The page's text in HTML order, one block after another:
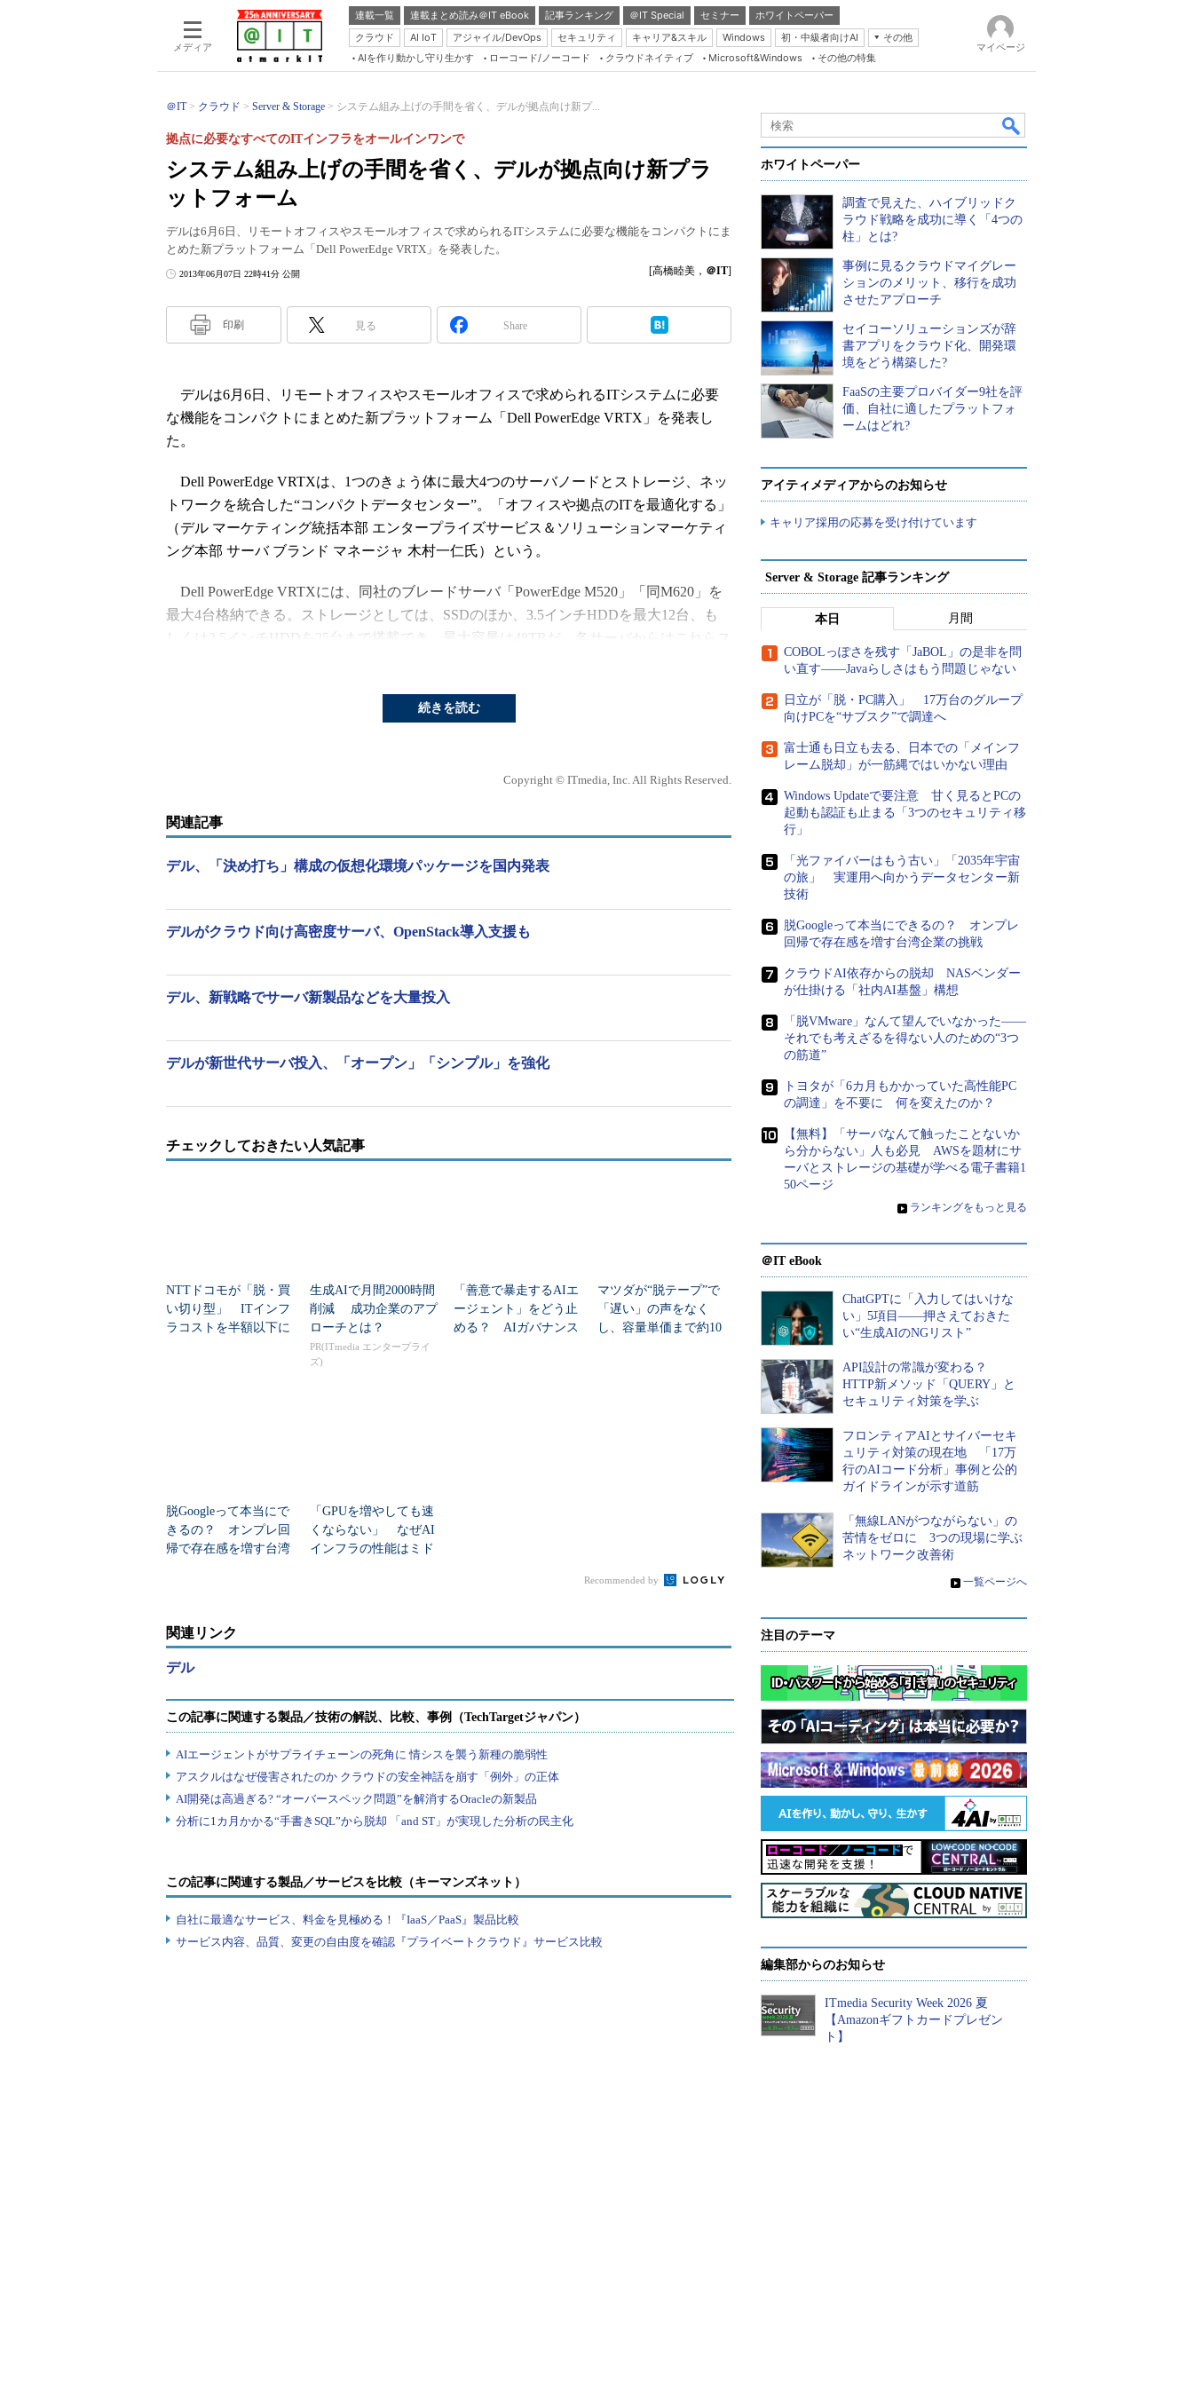
メディア
連載一覧 連載まとめ読み＠IT eBook 記事ランキング ＠IT Special セミナー
ホワイトペーパー
クラウド
AI IoT アジャイル/DevOps セキュリティ キャリア&スキル Windows 初・中級者向けAI
その他
Server & Storage
Java Agile
Database Expert
Linux ＆ OSS
Master of IP Network
AIを作り動かし守り生かす ローコード/ノーコード クラウドネイティブ Microsoft&Windows その他の特集
マイページ
＠IT クラウド Server & Storage システム組み上げの手間を省く、デルが拠点向け新プ...
システム組み上げの手間を省く、デルが拠点向け新プラ
ットフォーム
拠点に必要なすべてのITインフラをオールインワンで
デルは6月6日、リモートオフィスやスモールオフィスで求められるITシステムに必要な機能をコンパクトにま
とめた新プラットフォーム「Dell PowerEdge VRTX」を発表した。
2013年06月07日 22時41分 公開 [高橋睦美， ＠IT]
印刷 見る Share
デルは6月6日、リモートオフィスやスモールオフィスで求められるITシステムに必要
な機能をコンパクトにまとめた新プラットフォーム「Dell PowerEdge VRTX」を発表し
た。
Dell PowerEdge VRTXは、1つのきょう体に最大4つのサーバノードとストレージ、ネッ
トワークを統合した“コンパクトデータセンター”。「オフィスや拠点のITを最適化する」
（デル マーケティング統括本部 エンタープライズサービス＆ソリューションマーケティ
ング本部 サーバ ブランド マネージャ 木村一仁氏）という。
Dell PowerEdge VRTXには、同社のブレードサーバ「PowerEdge M520」「同M620」を
最大4台格納できる。ストレージとしては、SSDのほか、3.5インチHDDを最大12台、も
しくは2.5インチHDDを25台まで搭載でき、最大容量は48TBだ。各サーバからはこれらス
一方で、PCIeスロットは最大8つまで拡張可能で、さらなるストレージの追加なども柔軟
部 部長の馬場健太郎氏は、「異なるベンダの別々のシステムを購入してきて組み上げる
Dell PowerEdge VRTXに、リモートからの運用管理が可能な「OpenManage Essentials」
を組み合わせて一元管理することで、拠点側のIT環境を最適化し、かつオンサイトでの
管理業務を行う必要はなくなるという。ハードウェア障害時にはコンポーネントを交換
する必要があるが、そうした場合に備え、ファンやPSUなどは冗長化するとともにホッ
また、オフィスのフロアなどに置くことを想定し、きょう体の小型化、静音化も図っ
ている。58～62デシベルの静音設計で、ホームファクタは幅31cm、奥行き73cm、高さ
に搭載することも可能だ。
デルでは、Dell PowerEdge VRTXの利用促進に向け、仮想化やVDIなど、ニーズの高い
ソフトウェアを組み合わせてオールインワンパッケージとして提供する「ビジネスレデ
続きを読む
Copyright © ITmedia, Inc. All Rights Reserved.
関連記事
デル、「決め打ち」構成の仮想化環境パッケージを国内発表
デルがクラウド向け高密度サーバ、OpenStack導入支援も
デル、新戦略でサーバ新製品などを大量投入
デルが新世代サーバ投入、「オープン」「シンプル」を強化
チェックしておきたい人気記事
NTTドコモが「脱・買
い切り型」 ITインフ
ラコストを半額以下に
生成AIで月間2000時間
削減 成功企業のアプ
ローチとは？
PR(ITmedia エンタープライ
ズ)
「善意で暴走するAIエ
ージェント」をどう止
める？ AIガバナンス
マツダが“脱テープ”で
「遅い」の声をなく
し、容量単価まで約10
脱Googleって本当にで
きるの？ オンプレ回
帰で存在感を増す台湾
「GPUを増やしても速
くならない」 なぜAI
インフラの性能はミド
Recommended by
関連リンク
デル
この記事に関連する製品／サービスを比較（キーマンズネット）
自社に最適なサービス、料金を見極める！『IaaS／PaaS』製品比較
サービス内容、品質、変更の自由度を確認『プライベートクラウド』サービス比較
ホワイトペーパー
調査で見えた、ハイブリッドク
ラウド戦略を成功に導く「4つの
柱」とは?
事例に見るクラウドマイグレー
ションのメリット、移行を成功
させたアプローチ
セイコーソリューションズが辞
書アプリをクラウド化、開発環
境をどう構築した?
FaaSの主要プロバイダー9社を評
価、自社に適したプラットフォ
ームはどれ?
アイティメディアからのお知らせ
キャリア採用の応募を受け付けています
Server & Storage 記事ランキング
本日 月間
COBOLっぽさを残す「JaBOL」の是非を問
い直す――Javaらしさはもう問題じゃない
日立が「脱・PC購入」 17万台のグループ
向けPCを“サブスク”で調達へ
富士通も日立も去る、日本での「メインフ
レーム脱却」が一筋縄ではいかない理由
Windows Updateで要注意 甘く見るとPCの
起動も認証も止まる「3つのセキュリティ移
行」
「光ファイバーはもう古い」「2035年宇宙
の旅」 実運用へ向かうデータセンター新
技術
脱Googleって本当にできるの？ オンプレ
回帰で存在感を増す台湾企業の挑戦
クラウドAI依存からの脱却 NASベンダー
が仕掛ける「社内AI基盤」構想
「脱VMware」なんて望んでいなかった――
それでも考えざるを得ない人のための“3つ
の筋道”
トヨタが「6カ月もかかっていた高性能PC
の調達」を不要に 何を変えたのか？
【無料】「サーバなんて触ったことないか
ら分からない」人も必見 AWSを題材にサ
ーバとストレージの基礎が学べる電子書籍1
50ページ
» ランキングをもっと見る
＠IT eBook
ChatGPTに「入力してはいけな
い」5項目――押さえておきた
い“生成AIのNGリスト”
API設計の常識が変わる？
HTTP新メソッド「QUERY」と
セキュリティ対策を学ぶ
フロンティアAIとサイバーセキ
ュリティ対策の現在地 「17万
行のAIコード分析」事例と公的
ガイドラインが示す道筋
「無線LANがつながらない」の
苦情をゼロに 3つの現場に学ぶ
ネットワーク改善術
» 一覧ページへ
注目のテーマ
編集部からのお知らせ
ITmedia Security Week 2026 夏
【Amazonギフトカードプレゼン
ト】